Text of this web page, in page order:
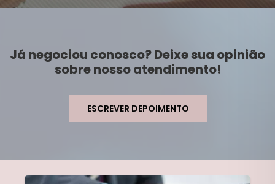
Já negociou conosco? Deixe sua opinião
sobre nosso atendimento!
ESCREVER DEPOIMENTO